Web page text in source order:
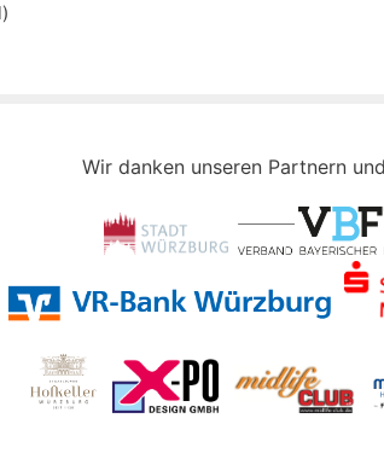
Wir danken unseren Partnern